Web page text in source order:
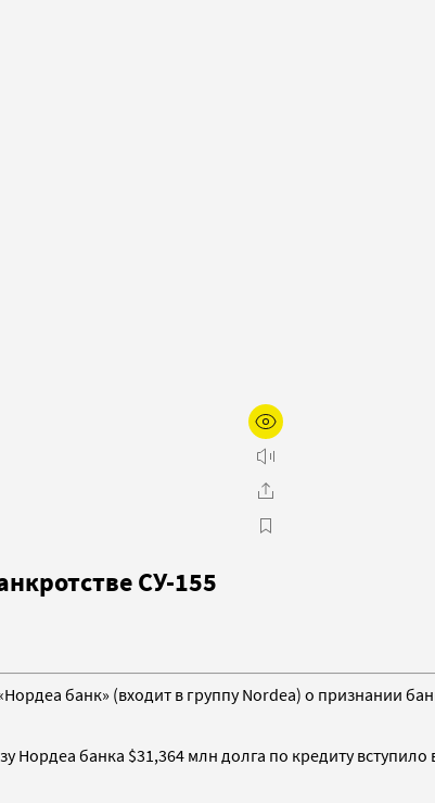
СУ-155
банк» (входит в группу Nordea) о признании
Нордеа банка $31,364 млн долга по кредиту